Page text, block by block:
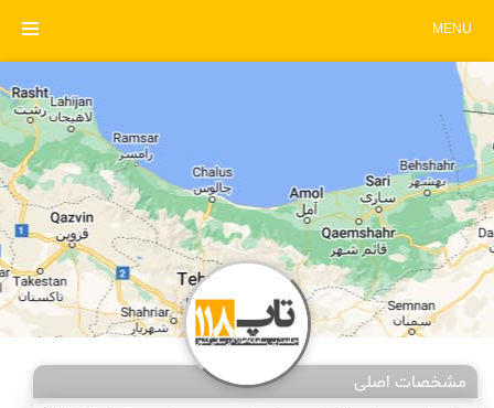
MENU
مشخصات اصلی